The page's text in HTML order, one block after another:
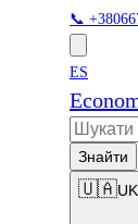
📞
ES
Знайти
🇺🇦UK